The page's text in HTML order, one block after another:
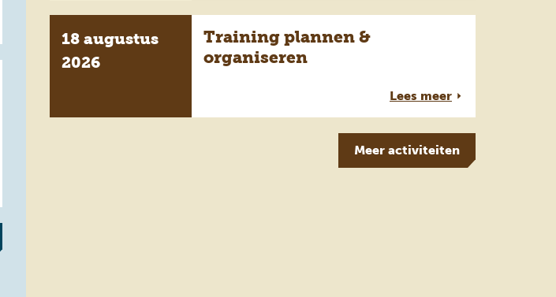
18 augustus
2026
Training plannen &
organiseren
Lees meer
Meer activiteiten